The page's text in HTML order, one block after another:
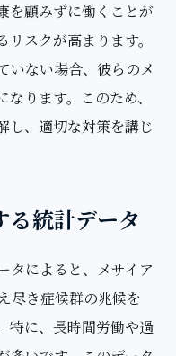
を顧みずに働くことが
スクが高まります。
いない場合、彼らのメ
ります。このため、
し、適切な対策を講じ
る統計データ
タによると、メサイア
尽き症候群の兆候を
特に、長時間労働や過